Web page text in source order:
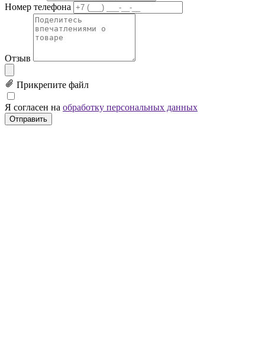
Номер телефона
Отзыв
Прикрепите файл
Я согласен на обработку персональных данных